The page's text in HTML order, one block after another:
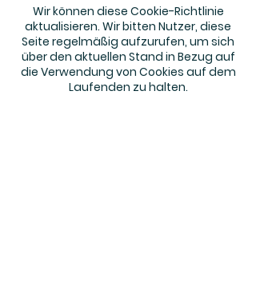
Wir können diese Cookie-Richtlinie
aktualisieren. Wir bitten Nutzer, diese
Seite regelmäßig aufzurufen, um sich
über den aktuellen Stand in Bezug auf
die Verwendung von Cookies auf dem
Laufenden zu halten.